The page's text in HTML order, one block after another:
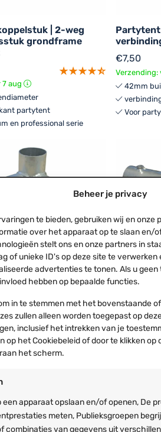
Beheer je privacy
te bieden, gebruiken wij en
over het apparaat op te slaan en/
stelt ons en onze partners in
of unieke ID's op deze site te verwerken
advertenties te tonen. Als u
hebben op bepaalde functies.
in te stemmen met het bovenstaande
zullen alleen worden toegepast op
inclusief het intrekken van je
op het Cookiebeleid of door te klikken op
het scherm.
een apparaat opslaan en/of openen, De
meten, Publieksgroepen
combinaties van gegevens uit
| 2-weg
grondframe
7 aug
partytent
en professional serie
€7,50
Verzending:
42mm
Voor
| 3- weg
grondframe
7 aug
hoekpalen
en professional serie
zijkant
€9,99
Verzending:
42mm